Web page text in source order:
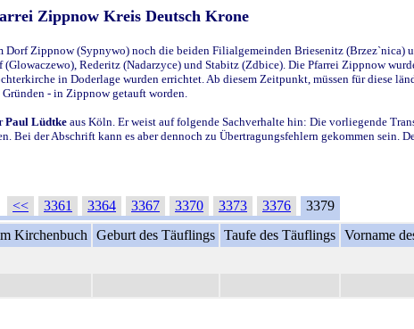
Zippnow Kreis Deutsch Krone
Dorf Zippnow (Sypnywo) noch die beiden Filialgemeinden Briesenitz
Rederitz (Nadarzyce) und Stabitz (Zdbice). Die Pfarrei Zippnow
in Doderlage wurden errichtet. Ab diesem Zeitpunkt, müssen für diese
- in Zippnow getauft worden.
Paul Lüdtke aus Köln. Er weist auf folgende Sachverhalte hin: Die vorliegende
Bei der Abschrift kann es aber dennoch zu Übertragungsfehlern gekommen sein.
<< 3361 3364 3367 3370 3373 3376
3379
Kirchenbuch Geburt des Täuflings Taufe des Täuflings Vorname